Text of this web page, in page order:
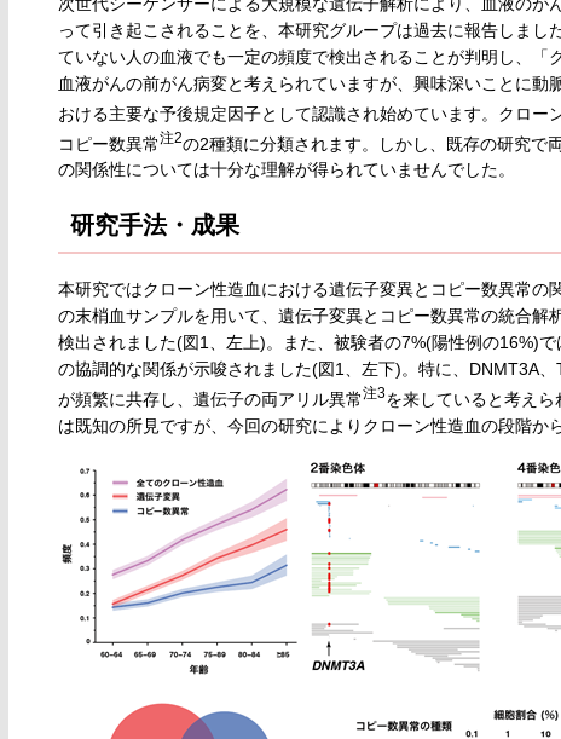
って引き起こされることを、本研究グループは過去に報告しま
ていない人の血液でも一定の頻度で検出されることが判明し、
血液がんの前がん病変と考えられていますが、興味深いことに
おける主要な予後規定因子として認識され始めています。クロ
コピー数異常注2の2種類に分類されます。しかし、既存の研究で
の関係性については十分な理解が得られていませんでした。
研究手法・成果
本研究ではクローン性造血における遺伝子変異とコピー数異常
の末梢血サンプルを用いて、遺伝子変異とコピー数異常の統合
検出されました(図1、左上)。また、被験者の7%(陽性例の16%)
の協調的な関係が示唆されました(図1、左下)。特に、DNMT3A
が頻繁に共存し、遺伝子の両アリル異常注3を来していると考え
は既知の所見ですが、今回の研究によりクローン性造血の段階か